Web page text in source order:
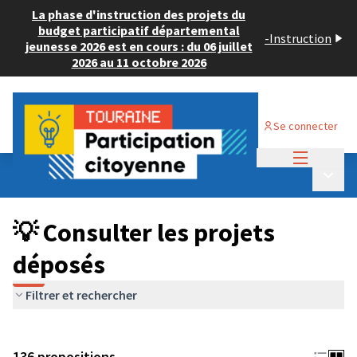
La phase d'instruction des projets du
budget participatif départemental
jeunesse 2026 est en cours : du 06 juillet
2026 au 11 octobre 2026
-Instruction
Se connecter
Budget Participatif JEUNESSE 2024
💡 Consulter les projets déposés
💡 Consulter les projets
déposés
Filtrer et rechercher